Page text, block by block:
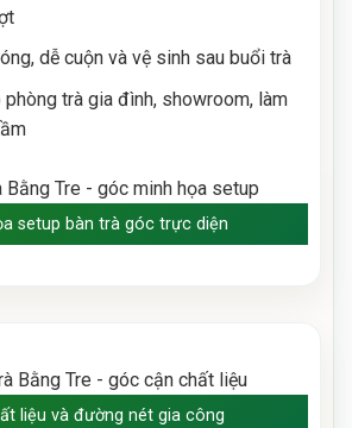
dễ cuộn và vệ sinh sau buổi trà
trà gia đình, showroom, làm
setup bàn trà góc trực diện
liệu và đường nét gia công